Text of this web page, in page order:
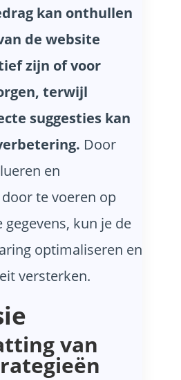
kan onthullen
de website
zijn of voor
terwijl
suggesties kan
Door
en
te voeren op
gegevens, kun je de
optimaliseren en
versterken.
van